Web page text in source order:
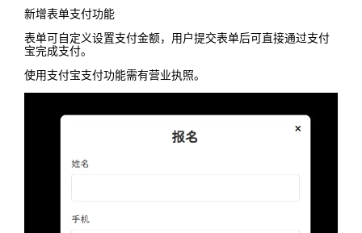
新增表单支付功能
表单可自定义设置支付金额，用户提交表单后可直接通过支付
宝完成支付。
使用支付宝支付功能需有营业执照。